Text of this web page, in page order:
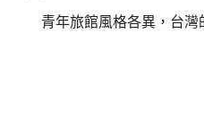
青年旅館風格各異，台灣